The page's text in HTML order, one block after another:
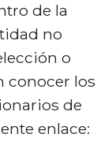
de la
no
o
conocer los
de
enlace: